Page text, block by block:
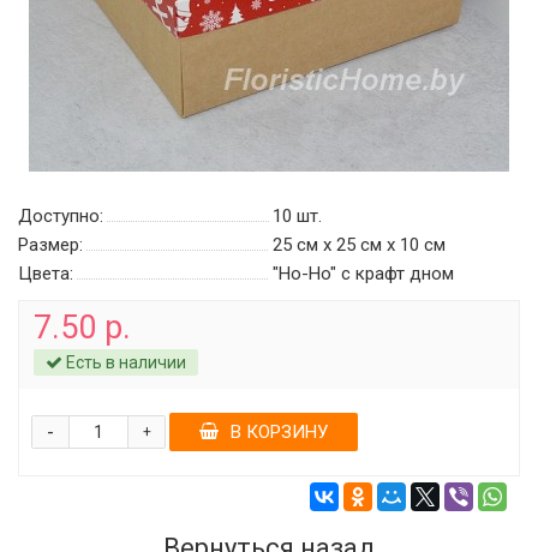
Доступно: 10 шт.
Размер:
25 см х 25 см х 10 см
Цвета:
"Ho-Ho" c крафт дном
7.50 р.
Есть в наличии
+
- В КОРЗИНУ